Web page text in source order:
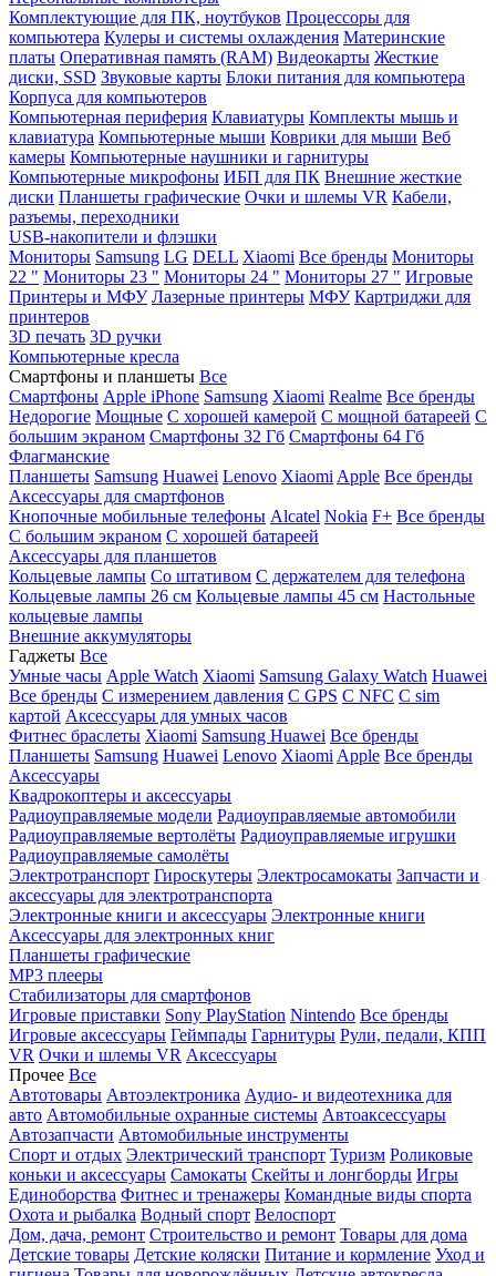
Комплектующие для ПК, ноутбуков Процессоры для
компьютера Кулеры и системы охлаждения Материнские
платы Оперативная память (RAM) Видеокарты Жесткие
диски, SSD Звуковые карты Блоки питания для компьютера
Корпуса для компьютеров
Компьютерная периферия Клавиатуры Комплекты мышь и
клавиатура Компьютерные мыши Коврики для мыши Веб
камеры Компьютерные наушники и гарнитуры
Компьютерные микрофоны ИБП для ПК Внешние жесткие
диски Планшеты графические Очки и шлемы VR Кабели,
разъемы, переходники
USB-накопители и флэшки
Мониторы Samsung LG DELL Xiaomi Все бренды Мониторы
22 " Мониторы 23 " Мониторы 24 " Мониторы 27 " Игровые
Принтеры и МФУ Лазерные принтеры МФУ Картриджи для
принтеров
3D печать 3D ручки
Компьютерные кресла
Смартфоны и планшеты Все
Смартфоны Apple iPhone Samsung Xiaomi Realme Все бренды
Недорогие Мощные С хорошей камерой С мощной батареей С
большим экраном Смартфоны 32 Гб Смартфоны 64 Гб
Флагманские
Планшеты Samsung Huawei Lenovo Xiaomi Apple Все бренды
Аксессуары для смартфонов
Кнопочные мобильные телефоны Alcatel Nokia F+ Все бренды
С большим экраном С хорошей батареей
Аксессуары для планшетов
Кольцевые лампы Со штативом C держателем для телефона
Кольцевые лампы 26 см Кольцевые лампы 45 см Настольные
кольцевые лампы
Внешние аккумуляторы
Гаджеты Все
Умные часы Apple Watch Xiaomi Samsung Galaxy Watch Huawei
Все бренды C измерением давления C GPS C NFC C sim
картой Аксессуары для умных часов
Фитнес браслеты Xiaomi Samsung Huawei Все бренды
Планшеты Samsung Huawei Lenovo Xiaomi Apple Все бренды
Аксессуары
Квадрокоптеры и аксессуары
Радиоуправляемые модели Радиоуправляемые автомобили
Радиоуправляемые вертолёты Радиоуправляемые игрушки
Радиоуправляемые самолёты
Электротранспорт Гироскутеры Электросамокаты Запчасти и
аксессуары для электротранспорта
Электронные книги и аксессуары Электронные книги
Аксессуары для электронных книг
Планшеты графические
MP3 плееры
Стабилизаторы для смартфонов
Игровые приставки Sony PlayStation Nintendo Все бренды
Игровые аксессуары Геймпады Гарнитуры Рули, педали, КПП
VR Очки и шлемы VR Аксессуары
Прочее Все
Автотовары Автоэлектроника Аудио- и видеотехника для
авто Автомобильные охранные системы Автоаксессуары
Автозапчасти Автомобильные инструменты
Спорт и отдых Электрический транспорт Туризм Роликовые
коньки и аксессуары Самокаты Скейты и лонгборды Игры
Единоборства Фитнес и тренажеры Командные виды спорта
Охота и рыбалка Водный спорт Велоспорт
Дом, дача, ремонт Строительство и ремонт Товары для дома
Детские товары Детские коляски Питание и кормление Уход и